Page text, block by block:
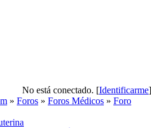
No está conectado. [Identificarme]
» Foros » Foros Médicos » Foro